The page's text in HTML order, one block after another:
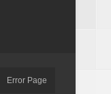
Error Page